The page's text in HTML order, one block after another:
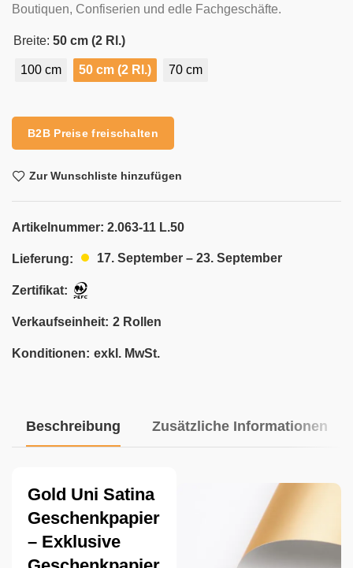
Boutiquen, Confiserien und edle Fachgeschäfte.
Breite: 50 cm (2 Rl.)
100 cm 50 cm (2 Rl.) 70 cm
B2B Preise freischalten
Zur Wunschliste hinzufügen
Artikelnummer: 2.063-11 L.50
Lieferung: 17. September – 23. September
Zertifikat:
Verkaufseinheit: 2 Rollen
Konditionen: exkl. MwSt.
Beschreibung Zusätzliche Informationen
Gold Uni Satina
Geschenkpapier
– Exklusive